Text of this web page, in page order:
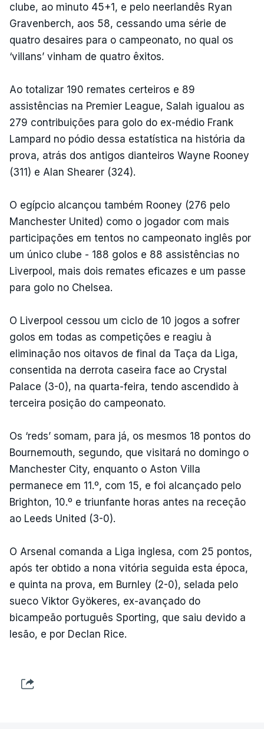
clube, ao minuto 45+1, e pelo neerlandês Ryan
Gravenberch, aos 58, cessando uma série de
quatro desaires para o campeonato, no qual os
‘villans’ vinham de quatro êxitos.
Ao totalizar 190 remates certeiros e 89
assistências na Premier League, Salah igualou as
279 contribuições para golo do ex-médio Frank
Lampard no pódio dessa estatística na história da
prova, atrás dos antigos dianteiros Wayne Rooney
(311) e Alan Shearer (324).
O egípcio alcançou também Rooney (276 pelo
Manchester United) como o jogador com mais
participações em tentos no campeonato inglês por
um único clube - 188 golos e 88 assistências no
Liverpool, mais dois remates eficazes e um passe
para golo no Chelsea.
O Liverpool cessou um ciclo de 10 jogos a sofrer
golos em todas as competições e reagiu à
eliminação nos oitavos de final da Taça da Liga,
consentida na derrota caseira face ao Crystal
Palace (3-0), na quarta-feira, tendo ascendido à
terceira posição do campeonato.
Os ‘reds’ somam, para já, os mesmos 18 pontos do
Bournemouth, segundo, que visitará no domingo o
Manchester City, enquanto o Aston Villa
permanece em 11.º, com 15, e foi alcançado pelo
Brighton, 10.º e triunfante horas antes na receção
ao Leeds United (3-0).
O Arsenal comanda a Liga inglesa, com 25 pontos,
após ter obtido a nona vitória seguida esta época,
e quinta na prova, em Burnley (2-0), selada pelo
sueco Viktor Gyökeres, ex-avançado do
bicampeão português Sporting, que saiu devido a
lesão, e por Declan Rice.